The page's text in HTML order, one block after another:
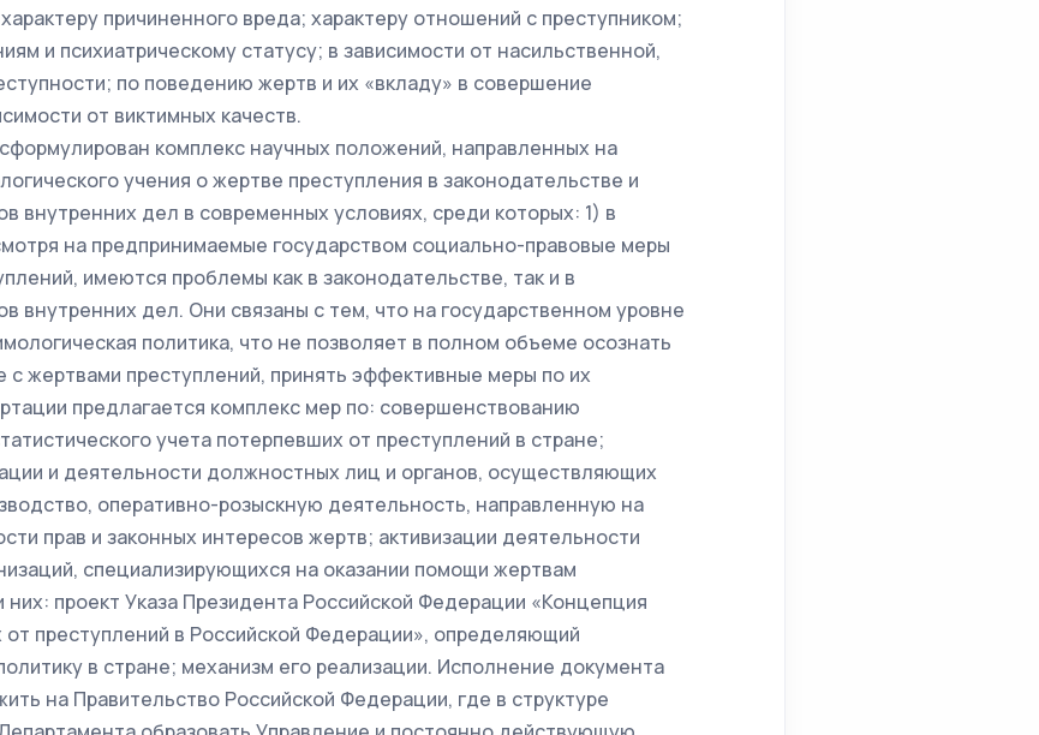
причиненного вреда; характеру отношений с преступником;
и психиатрическому статусу; в зависимости от насильственной,
по поведению жертв и их «вкладу» в совершение
от виктимных качеств.
комплекс научных положений, направленных на
учения о жертве преступления в законодательстве и
внутренних дел в современных условиях, среди которых: 1) в
на предпринимаемые государством социально-правовые меры
имеются проблемы как в законодательстве, так и в
внутренних дел. Они связаны с тем, что на государственном уровне
политика, что не позволяет в полном объеме осознать
с жертвами преступлений, принять эффективные меры по их
предлагается комплекс мер по: совершенствованию
учета потерпевших от преступлений в стране;
и деятельности должностных лиц и органов, осуществляющих
оперативно-розыскную деятельность, направленную на
прав и законных интересов жертв; активизации деятельности
специализирующихся на оказании помощи жертвам
проект Указа Президента Российской Федерации «Концепция
преступлений в Российской Федерации», определяющий
в стране; механизм его реализации. Исполнение документа
на Правительство Российской Федерации, где в структуре